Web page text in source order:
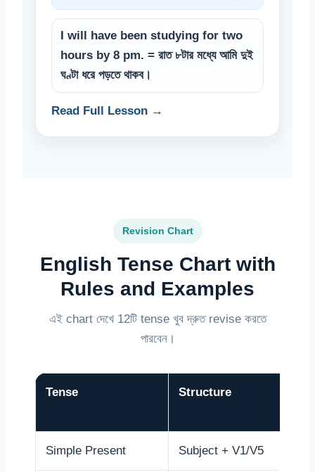
I will have been studying for two
hours by 8 pm. = রাত ৮টার মধ্যে আমি দুই
ঘণ্টা ধরে পড়তে থাকব।
Read Full Lesson →
Revision Chart
English Tense Chart with
Rules and Examples
এই chart দেখে 12টি tense খুব দ্রুত revise করতে
পারবেন।
Tense Structure
Simple Present Subject + V1/V5